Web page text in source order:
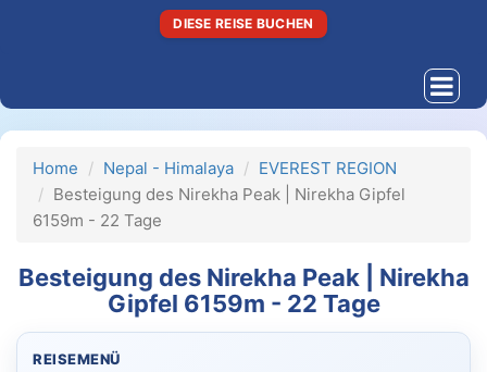
DIESE REISE BUCHEN
Home Nepal - Himalaya
EVEREST REGION
Besteigung des Nirekha Peak | Nirekha Gipfel
6159m - 22 Tage
Besteigung des Nirekha Peak | Nirekha
Gipfel 6159m - 22 Tage
REISEMENÜ